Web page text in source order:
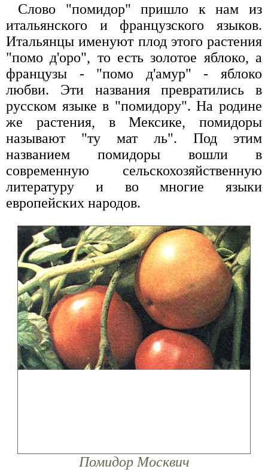
Слово "помидор" пришло к нам из
итальянского и французского языков.
Итальянцы именуют плод этого растения
"помо д'оро", то есть золотое яблоко, а
французы - "помо д'амур" - яблоко
любви. Эти названия превратились в
русском языке в "помидору". На родине
же растения, в Мексике, помидоры
называют "ту мат ль". Под этим
названием помидоры вошли в
современную сельскохозяйственную
литературу и во многие языки
европейских народов.
Помидор Москвич